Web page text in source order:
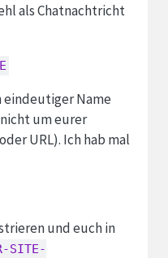
als Chatnachtricht
eindeutiger Name
um eurer
URL). Ich hab mal
und euch in
SITE-